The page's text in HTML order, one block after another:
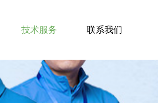
技术服务 联系我们